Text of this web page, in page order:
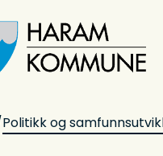
her:
Politikk og